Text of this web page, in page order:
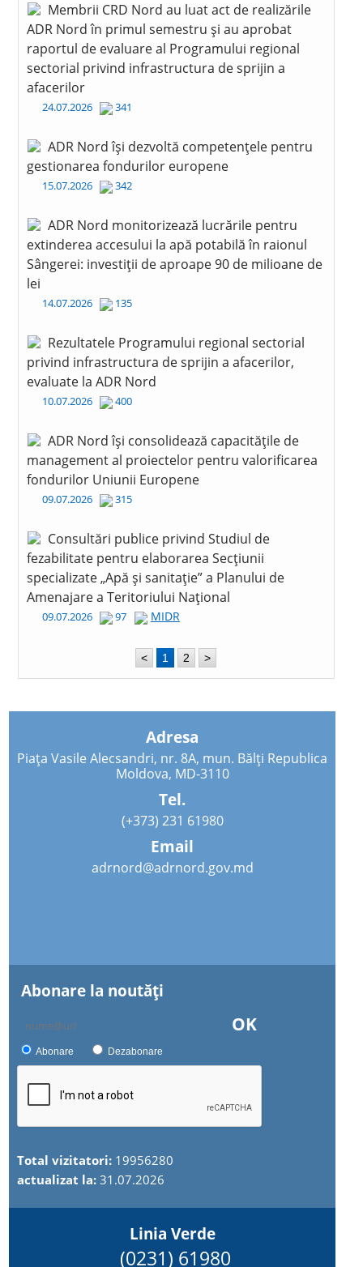
Membrii CRD Nord au luat act de realizările
ADR Nord în primul semestru și au aprobat
raportul de evaluare al Programului regional
sectorial privind infrastructura de sprijin a
afacerilor
24.07.2026 341
ADR Nord își dezvoltă competențele pentru
gestionarea fondurilor europene
15.07.2026 342
ADR Nord monitorizează lucrările pentru
extinderea accesului la apă potabilă în raionul
Sângerei: investiții de aproape 90 de milioane de
lei
14.07.2026 135
Rezultatele Programului regional sectorial
privind infrastructura de sprijin a afacerilor,
evaluate la ADR Nord
10.07.2026 400
ADR Nord își consolidează capacitățile de
management al proiectelor pentru valorificarea
fondurilor Uniunii Europene
09.07.2026 315
Consultări publice privind Studiul de
fezabilitate pentru elaborarea Secțiunii
specializate „Apă și sanitație” a Planului de
Amenajare a Teritoriului Național
09.07.2026 97 MIDR
< 1 2 >
Adresa
Piața Vasile Alecsandri, nr. 8A, mun. Bălți Republica
Moldova, MD-3110
Tel.
(+373) 231 61980
Email
adrnord@adrnord.gov.md
Abonare la noutăţi
OK
Abonare Dezabonare
Total vizitatori: 19956280
actualizat la:31.07.2026
Linia Verde
(0231) 61980